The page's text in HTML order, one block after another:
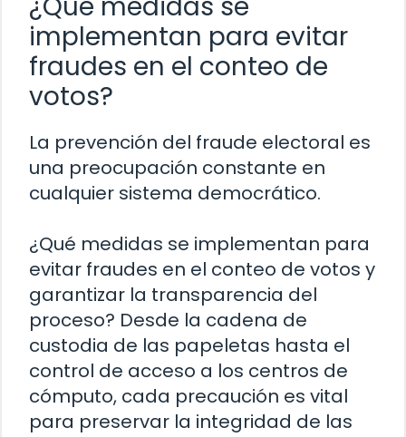
implementan para evitar
fraudes en el conteo de
votos?
La prevención del fraude electoral es
una preocupación constante en
cualquier sistema democrático.
¿Qué medidas se implementan para
evitar fraudes en el conteo de votos y
garantizar la transparencia del
proceso? Desde la cadena de
custodia de las papeletas hasta el
control de acceso a los centros de
cómputo, cada precaución es vital
para preservar la integridad de las